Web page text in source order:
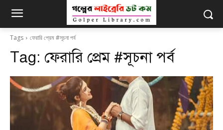
Tags ফেরারি প্রেম #সূচনা পর্ব
Tag: ফেরারি প্রেম #সূচনা পর্ব